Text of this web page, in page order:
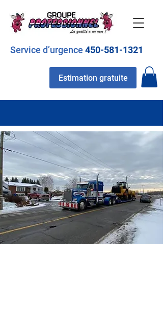
Service d’urgence 450-581-1321
Estimation gratuite